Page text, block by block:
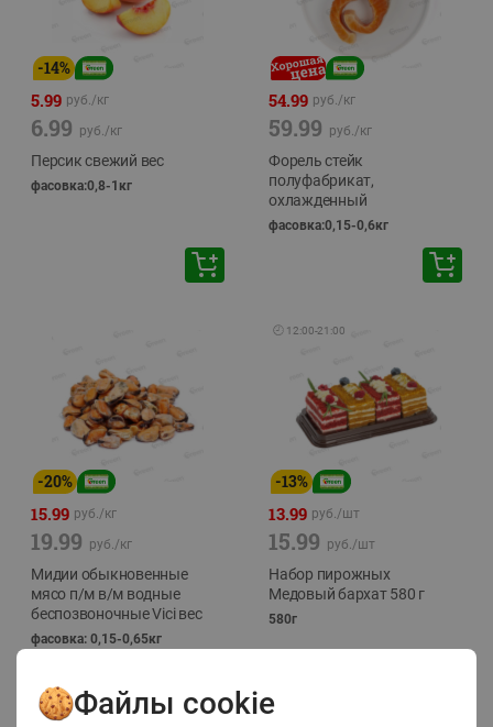
-14%
5.99 руб./кг
6.99 руб./кг
Персик свежий вес
фасовка:0,8-1кг
54.99 руб./кг
59.99 руб./кг
Форель стейк
полуфабрикат,
охлажденный
фасовка:0,15-0,6кг
-20%
15.99 руб./кг
19.99 руб./кг
Мидии обыкновенные
мясо п/м в/м водные
беспозвоночные Vici вес
фасовка: 0,15-0,65кг
🕘 12:00-21:00
-13%
13.99 руб./шт
15.99 руб./шт
Набор пирожных
Медовый бархат 580 г
580г
Файлы cookie